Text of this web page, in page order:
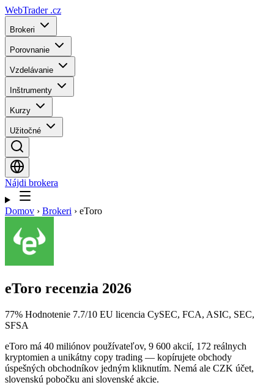
WebTrader .cz
Brokeri
Porovnanie
Vzdelávanie
Inštrumenty
Kurzy
Užitočné
Nájdi brokera
Domov › Brokeri › eToro
eToro recenzia 2026
77% Hodnotenie 7.7/10 EU licencia CySEC, FCA, ASIC, SEC,
SFSA
eToro má 40 miliónov používateľov, 9 600 akcií, 172 reálnych
kryptomien a unikátny copy trading — kopírujete obchody
úspešných obchodníkov jedným kliknutím. Nemá ale CZK účet,
slovenskú pobočku ani slovenské akcie.